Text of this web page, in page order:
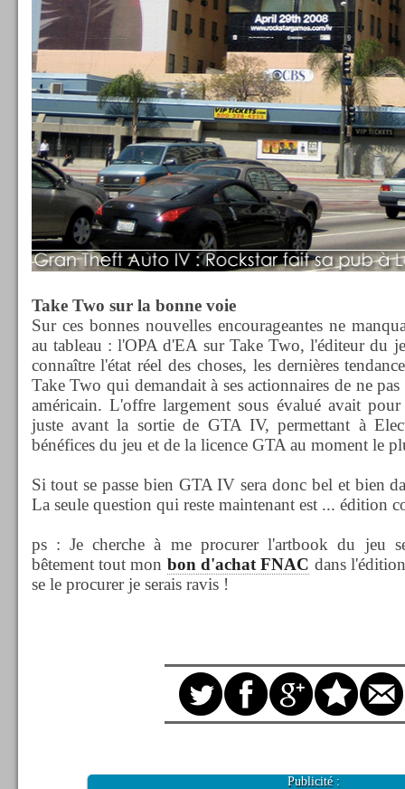
Take Two sur la bonne voie
Sur ces bonnes nouvelles encourageantes ne
au tableau : l'OPA d'EA sur Take Two, l'éditeur du
connaître l'état réel des choses, les dernières
Take Two qui demandait à ses actionnaires de ne
américain. L'offre largement sous évalué avait
juste avant la sortie de GTA IV, permettant à
bénéfices du jeu et de la licence GTA au moment le
Si tout se passe bien GTA IV sera donc bel et bien
La seule question qui reste maintenant est ... édition
ps : Je cherche à me procurer l'artbook du jeu
bêtement tout mon bon d'achat FNAC dans
se le procurer je serais ravis !
Publicité :